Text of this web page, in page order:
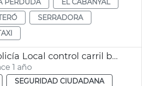
SERRADORA
Campaña Policía Local control carril bus taxi
1 año
SEGURIDAD CIUDADANA